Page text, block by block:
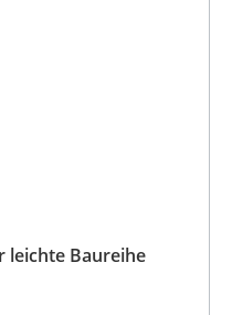
leichte Baureihe